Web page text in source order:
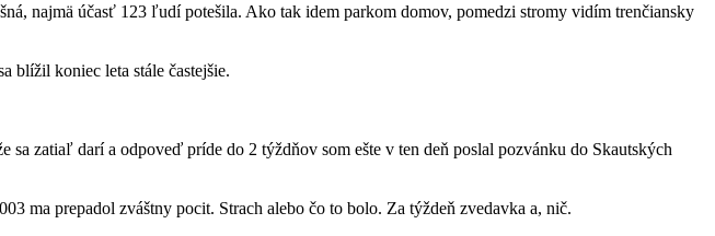
najmä účasť 123 ľudí potešila. Ako tak idem parkom domov, pomedzi stromy vidím trenčiansky
blížil koniec leta stále častejšie.
zatiaľ darí a odpoveď príde do 2 týždňov som ešte v ten deň poslal pozvánku do Skautských
ma prepadol zváštny pocit. Strach alebo čo to bolo. Za týždeň zvedavka a, nič.